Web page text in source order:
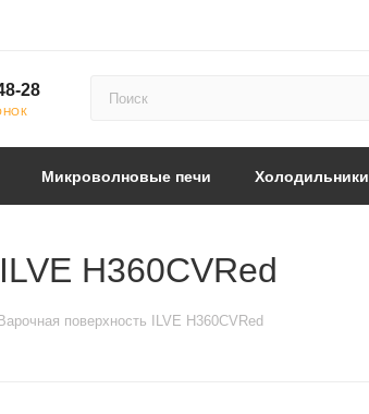
28
Микроволновые печи Холодильники
H360CVRed
Варочная поверхность ILVE H360CVRed